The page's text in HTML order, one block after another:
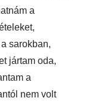
a
sarokban,
jártam oda,
a
nem volt